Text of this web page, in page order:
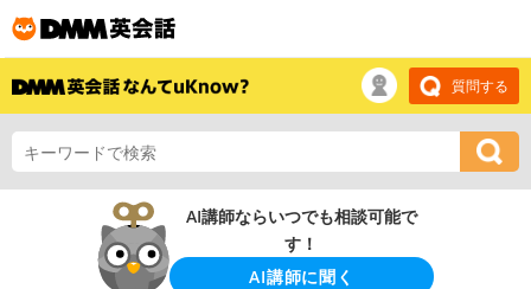
質問する
AI講師ならいつでも相談可能で
す！
AI講師に聞く